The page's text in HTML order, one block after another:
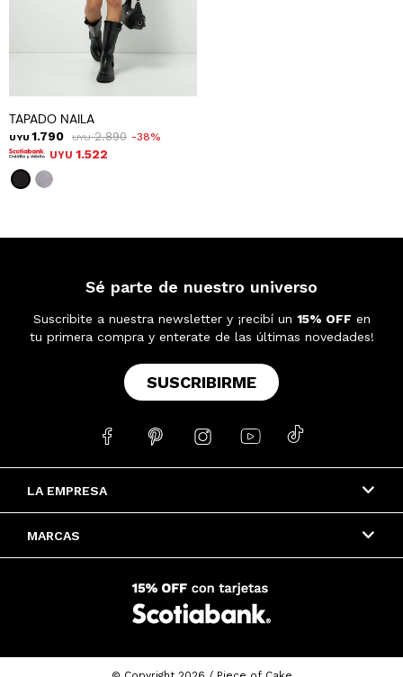
TAPADO NAILA
UYU 1.790 UYU 2.890 38
UYU 1.522
LA EMPRESA
MARCAS
Sé parte de nuestro universo
Suscribite a nuestra newsletter y ¡recibí un 15% OFF en
tu primera compra y enterate de las últimas novedades!
SUSCRIBIRME
    